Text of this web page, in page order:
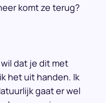
komt ze terug?
dat je dit met
het uit handen. Ik
gaat er wel